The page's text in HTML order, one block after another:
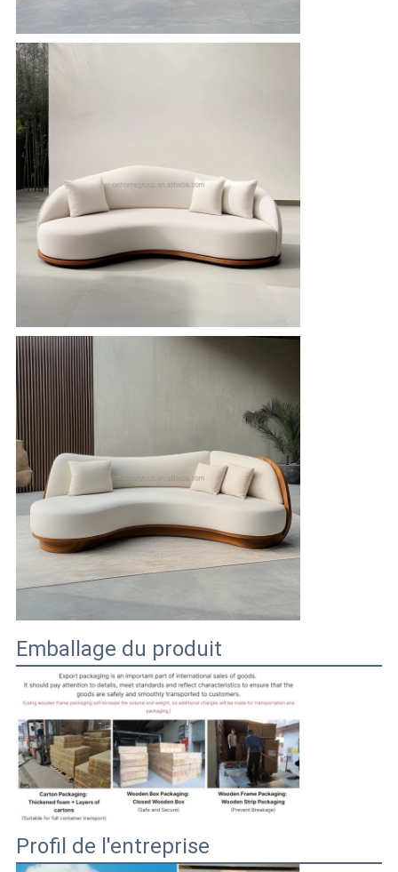
Emballage du produit
Profil de l'entreprise